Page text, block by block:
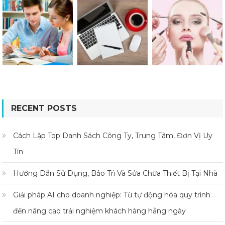
RECENT POSTS
Cách Lập Top Danh Sách Công Ty, Trung Tâm, Đơn Vị Uy
Tín
Hướng Dẫn Sử Dụng, Bảo Trì Và Sửa Chữa Thiết Bị Tại Nhà
Giải pháp AI cho doanh nghiệp: Từ tự động hóa quy trình
đến nâng cao trải nghiệm khách hàng hằng ngày